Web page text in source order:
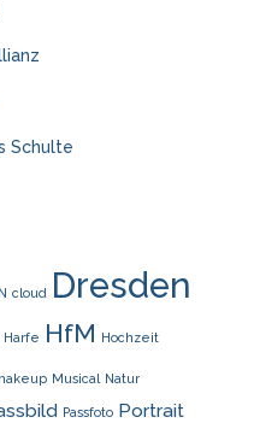
Schulte
cloud Dresden
Harfe HfM Hochzeit
Musical Natur
Passfoto Portrait